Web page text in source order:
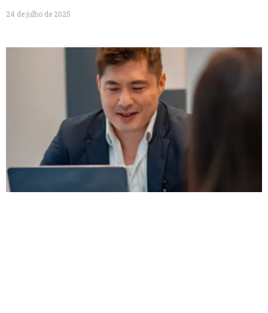
24 de julho de 2025